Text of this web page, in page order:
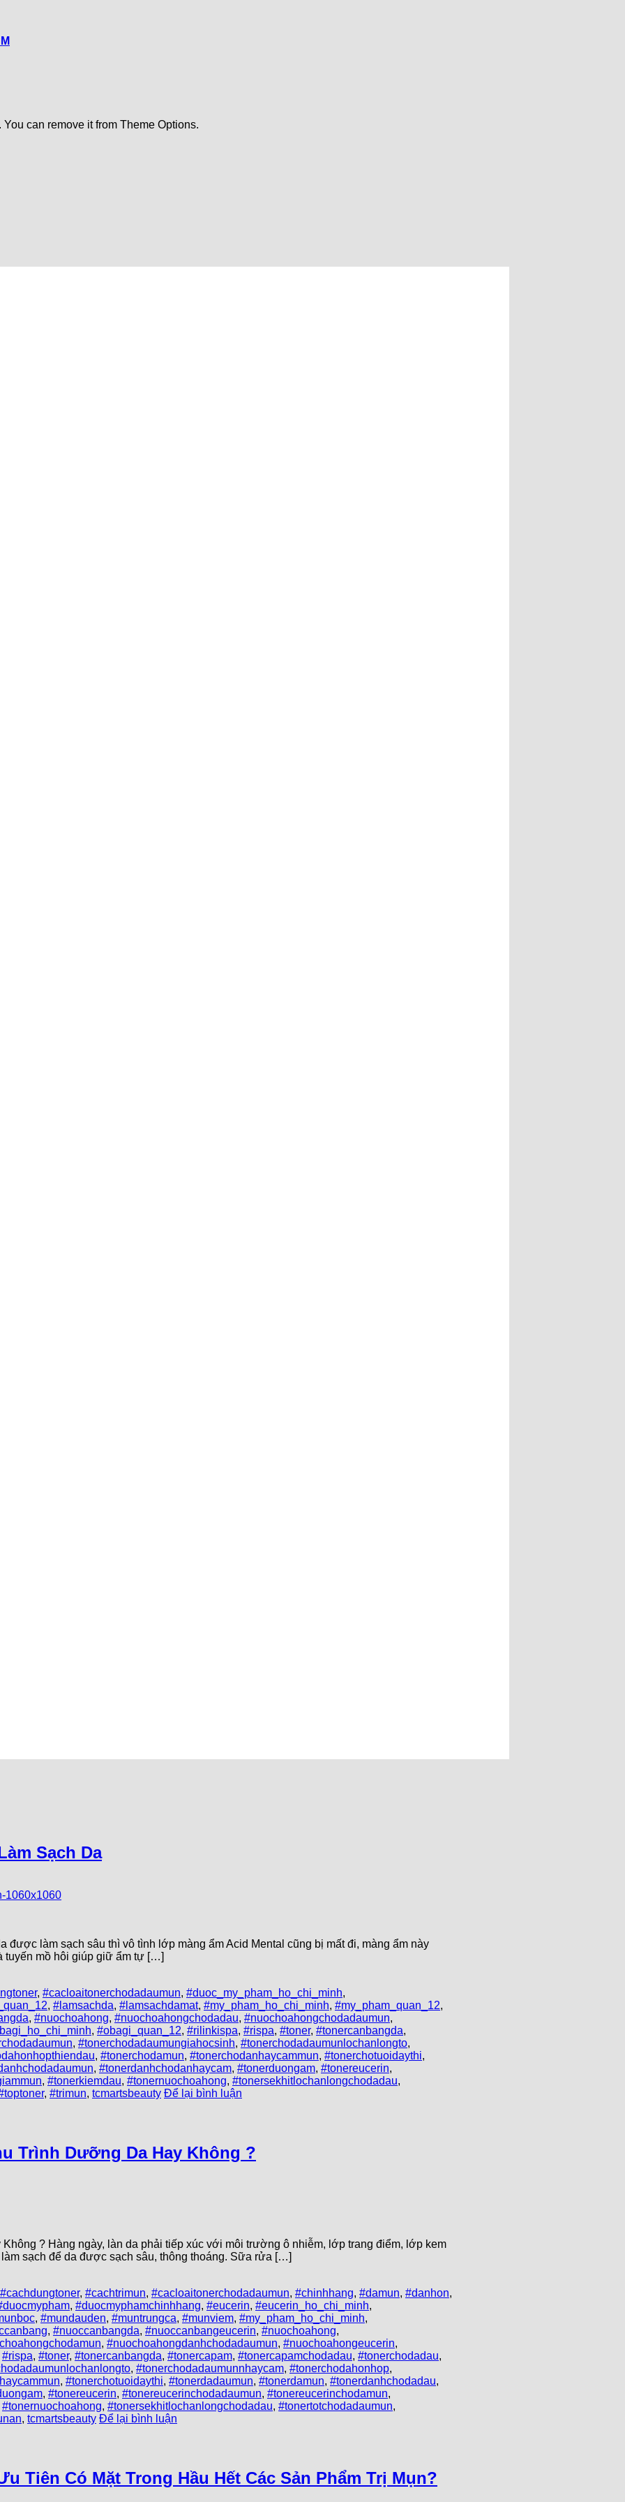
can remove it from Theme Options.
Sạch Da
làm sạch sâu thì vô tình lớp màng ẩm Acid Mental cũng bị mất đi, màng ẩm này
tuyến mồ hôi giúp giữ ẩm tự […]
, #cacloaitonerchodadaumun, #duoc_my_pham_ho_chi_minh,
, #lamsachda, #lamsachdamat, #my_pham_ho_chi_minh, #my_pham_quan_12,
, #nuochoahong, #nuochoahongchodadau, #nuochoahongchodadaumun,
, #obagi_quan_12, #rilinkispa, #rispa, #toner, #tonercanbangda,
, #tonerchodadaumungiahocsinh, #tonerchodadaumunlochanlongto,
, #tonerchodamun, #tonerchodanhaycammun, #tonerchotuoidaythi,
, #tonerdanhchodanhaycam, #tonerduongam, #tonereucerin,
, #tonerkiemdau, #tonernuochoahong, #tonersekhitlochanlongchodadau,
, #trimun, tcmartsbeauty Để lại bình luận
Trình Dưỡng Da Hay Không ?
? Hàng ngày, làn da phải tiếp xúc với môi trường ô nhiễm, lớp trang điểm, lớp kem
sạch để da được sạch sâu, thông thoáng. Sữa rửa […]
#cachdungtoner, #cachtrimun, #cacloaitonerchodadaumun, #chinhhang, #damun, #danhon,
, #duocmyphamchinhhang, #eucerin, #eucerin_ho_chi_minh,
, #mundauden, #muntrungca, #munviem, #my_pham_ho_chi_minh,
, #nuoccanbangda, #nuoccanbangeucerin, #nuochoahong,
, #nuochoahongdanhchodadaumun, #nuochoahongeucerin,
#rispa, #toner, #tonercanbangda, #tonercapam, #tonercapamchodadau, #tonerchodadau,
, #tonerchodadaumunnhaycam, #tonerchodahonhop,
, #tonerchotuoidaythi, #tonerdadaumun, #tonerdamun, #tonerdanhchodadau,
, #tonereucerin, #tonereucerinchodadaumun, #tonereucerinchodamun,
#tonernuochoahong, #tonersekhitlochanlongchodadau, #tonertotchodadaumun,
, tcmartsbeauty Để lại bình luận
Tiên Có Mặt Trong Hầu Hết Các Sản Phẩm Trị Mụn?